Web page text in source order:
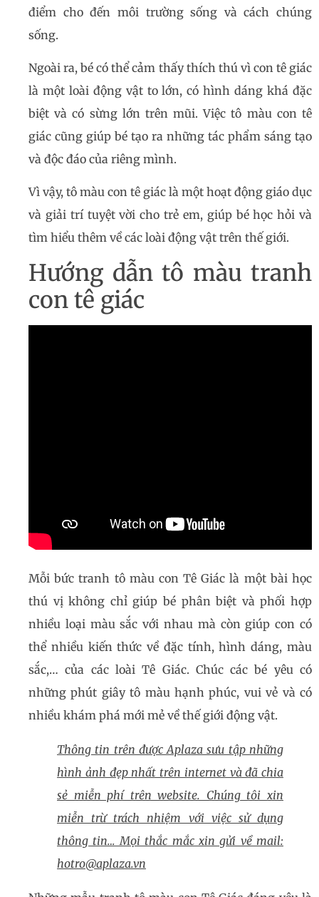
điểm cho đến môi trường sống và cách chúng
sống.
Ngoài ra, bé có thể cảm thấy thích thú vì con tê giác
là một loài động vật to lớn, có hình dáng khá đặc
biệt và có sừng lớn trên mũi. Việc tô màu con tê
giác cũng giúp bé tạo ra những tác phẩm sáng tạo
và độc đáo của riêng mình.
Vì vậy, tô màu con tê giác là một hoạt động giáo dục
và giải trí tuyệt vời cho trẻ em, giúp bé học hỏi và
tìm hiểu thêm về các loài động vật trên thế giới.
Hướng dẫn tô màu tranh
con tê giác
Mỗi bức tranh tô màu con Tê Giác là một bài học
thú vị không chỉ giúp bé phân biệt và phối hợp
nhiều loại màu sắc với nhau mà còn giúp con có
thể nhiều kiến thức về đặc tính, hình dáng, màu
sắc,… của các loài Tê Giác. Chúc các bé yêu có
những phút giây tô màu hạnh phúc, vui vẻ và có
nhiều khám phá mới mẻ về thế giới động vật.
Thông tin trên được Aplaza sưu tập những
hình ảnh đẹp nhất trên internet và đã chia
sẻ miễn phí trên website. Chúng tôi xin
miễn trừ trách nhiệm với việc sử dụng
thông tin… Mọi thắc mắc xin gửi về mail:
hotro@aplaza.vn